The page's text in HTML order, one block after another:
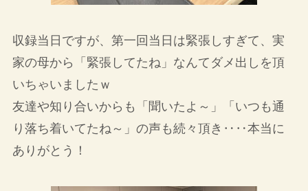
収録当日ですが、第一回当日は緊張しすぎて、実
家の母から「緊張してたね」なんてダメ出しを頂
いちゃいましたｗ
友達や知り合いからも「聞いたよ～」「いつも通
り落ち着いてたね～」の声も続々頂き‥‥本当に
ありがとう！